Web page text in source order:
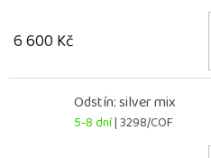
6 600 Kč
Odstín: silver mix
5-8 dní| 3298/COF